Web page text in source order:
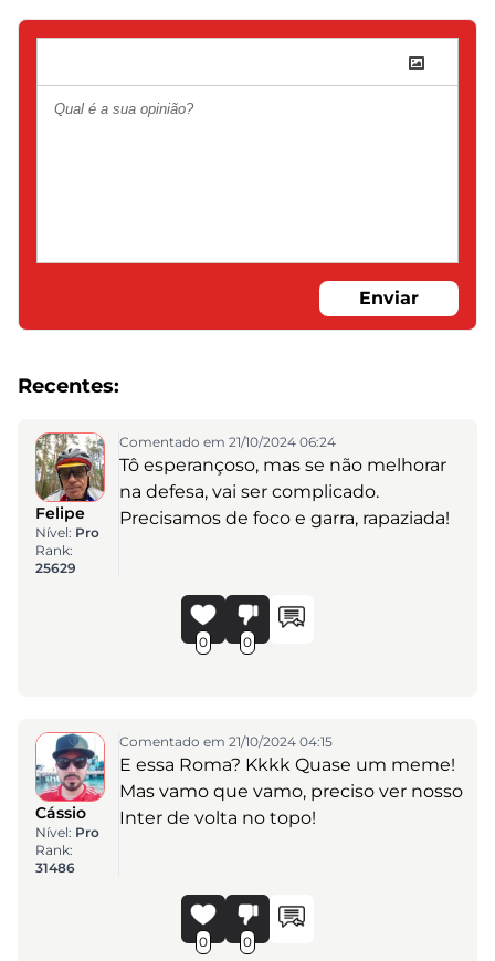
Enviar
Recentes:
Felipe
Nível: Pro
Rank:
25629
Comentado em 21/10/2024 06:24
Tô esperançoso, mas se não melhorar
na defesa, vai ser complicado.
Precisamos de foco e garra, rapaziada!
0 0
Cássio
Nível: Pro
Rank:
31486
Comentado em 21/10/2024 04:15
E essa Roma? Kkkk Quase um meme!
Mas vamo que vamo, preciso ver nosso
Inter de volta no topo!
0 0